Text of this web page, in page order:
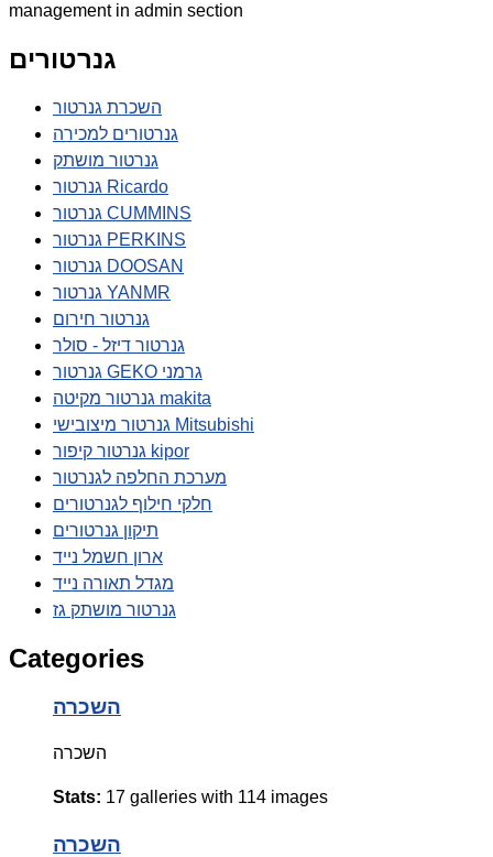
management in admin section
גנרטורים
השכרת גנרטור
גנרטורים למכירה
גנרטור מושתק
גנרטור Ricardo
גנרטור CUMMINS
גנרטור PERKINS
גנרטור DOOSAN
גנרטור YANMR
גנרטור חירום
גנרטור דיזל - סולר
גנרטור GEKO גרמני
גנרטור מקיטה makita
גנרטור מיצובישי Mitsubishi
גנרטור קיפור kipor
מערכת החלפה לגנרטור
חלקי חילוף לגנרטורים
תיקון גנרטורים
ארון חשמל נייד
מגדל תאורה נייד
גנרטור מושתק גז
Categories
השכרה
השכרה
Stats: 17 galleries with 114 images
השכרה